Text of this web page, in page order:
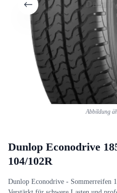
Abbildung
Dunlop Econodrive
104/102R
Dunlop Econodrive - Sommerreifen